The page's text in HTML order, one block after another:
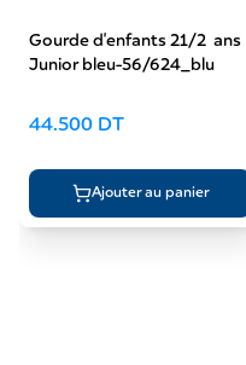
Gourde d'enfants 21/2 ans
Junior beige-56/624_bei
44.500DT
Ajouter au panier